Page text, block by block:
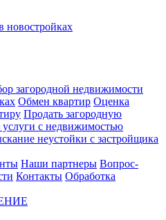
новостройках
загородной недвижимости
Обмен квартир Оценка
Продать загородную
с недвижимостью
неустойки с застройщика
Наши партнеры Вопрос-
Контакты Обработка